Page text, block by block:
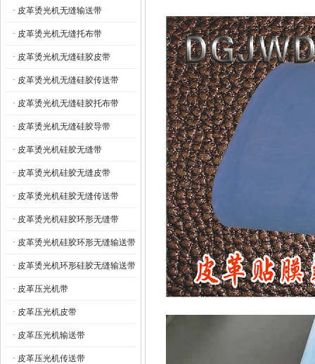
· 皮革烫光机无缝输送带
· 皮革烫光机无缝托布带
· 皮革烫光机无缝硅胶皮带
· 皮革烫光机无缝硅胶传送带
· 皮革烫光机无缝硅胶托布带
· 皮革烫光机无缝硅胶导带
· 皮革烫光机硅胶无缝带
· 皮革烫光机硅胶无缝皮带
· 皮革烫光机硅胶无缝传送带
· 皮革烫光机硅胶环形无缝带
· 皮革烫光机硅胶环形无缝输送带
· 皮革烫光机环形硅胶无缝输送带
· 皮革压光机带
· 皮革压光机皮带
· 皮革压光机输送带
· 皮革压光机传送带